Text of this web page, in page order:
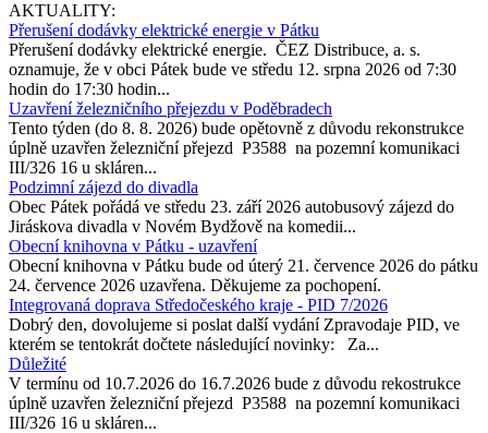
AKTUALITY:
Přerušení dodávky elektrické energie v Pátku
Přerušení dodávky elektrické energie. ČEZ Distribuce, a. s.
oznamuje, že v obci Pátek bude ve středu 12. srpna 2026 od 7:30
hodin do 17:30 hodin...
Uzavření železničního přejezdu v Poděbradech
Tento týden (do 8. 8. 2026) bude opětovně z důvodu rekonstrukce
úplně uzavřen železniční přejezd P3588 na pozemní komunikaci
III/326 16 u skláren...
Podzimní zájezd do divadla
Obec Pátek pořádá ve středu 23. září 2026 autobusový zájezd do
Jiráskova divadla v Novém Bydžově na komedii...
Obecní knihovna v Pátku - uzavření
Obecní knihovna v Pátku bude od úterý 21. července 2026 do pátku
24. července 2026 uzavřena. Děkujeme za pochopení.
Integrovaná doprava Středočeského kraje - PID 7/2026
Dobrý den, dovolujeme si poslat další vydání Zpravodaje PID, ve
kterém se tentokrát dočtete následující novinky: Za...
Důležité
V termínu od 10.7.2026 do 16.7.2026 bude z důvodu rekostrukce
úplně uzavřen železniční přejezd P3588 na pozemní komunikaci
III/326 16 u skláren...